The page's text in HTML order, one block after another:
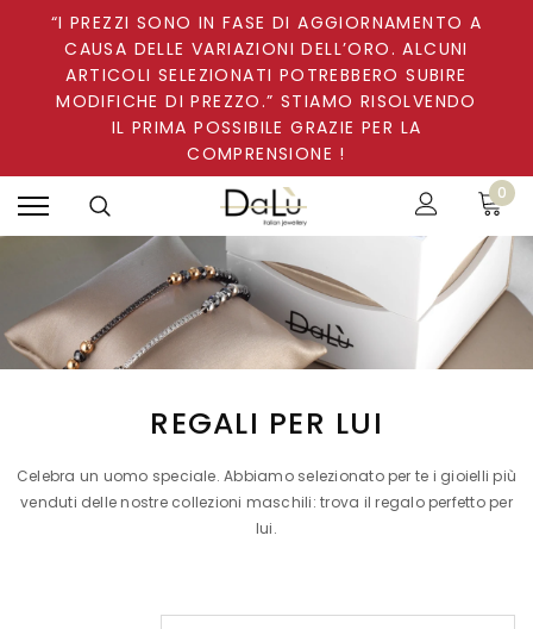
“I PREZZI SONO IN FASE DI AGGIORNAMENTO A
CAUSA DELLE VARIAZIONI DELL’ORO. ALCUNI
ARTICOLI SELEZIONATI POTREBBERO SUBIRE
MODIFICHE DI PREZZO.” STIAMO RISOLVENDO
IL PRIMA POSSIBILE GRAZIE PER LA
COMPRENSIONE !
0
REGALI PER LUI
Celebra un uomo speciale. Abbiamo selezionato per te i gioielli più
venduti delle nostre collezioni maschili: trova il regalo perfetto per
lui.